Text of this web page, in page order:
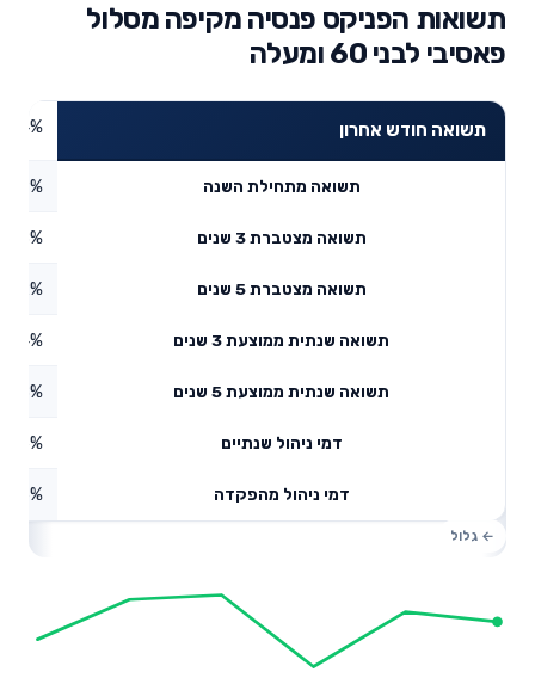
תשואות הפניקס פנסיה מקיפה מסלול
פאסיבי לבני 60 ומעלה
תשואה חודש אחרון
תשואה מתחילת השנה
תשואה מצטברת 3 שנים
תשואה מצטברת 5 שנים
תשואה שנתית ממוצעת 3 שנים 4.4%
תשואה שנתית ממוצעת 5 שנים
דמי ניהול שנתיים 0.16%
דמי ניהול מהפקדה 1.6%